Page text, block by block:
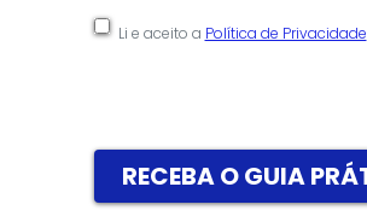
Consentimento
Li e aceito a Política de Privacidade